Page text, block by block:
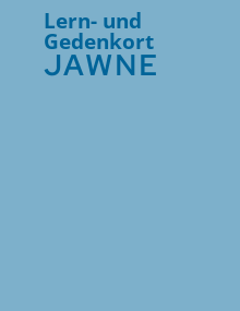
Lern- und
Gedenkort
JAWNE